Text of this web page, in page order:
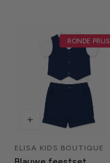
RONDE PRIJS
Leverancier:
ELISA KIDS BOUTIQUE